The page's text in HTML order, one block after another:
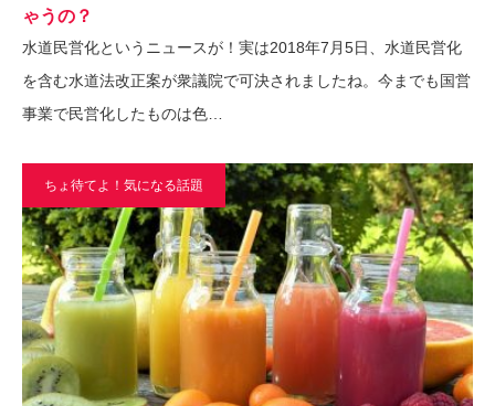
ゃうの？
水道民営化というニュースが！実は2018年7月5日、水道民営化
を含む水道法改正案が衆議院で可決されましたね。今までも国営
事業で民営化したものは色…
ちょ待てよ！気になる話題